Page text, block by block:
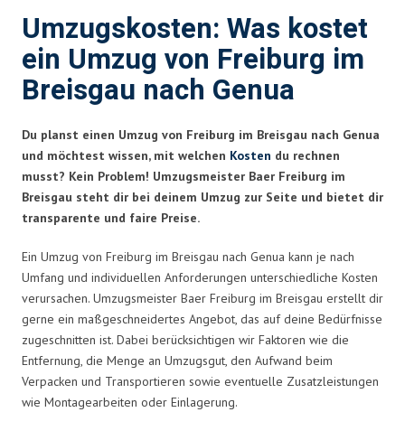
Umzugskosten: Was kostet
ein Umzug von Freiburg im
Breisgau nach Genua
Du planst einen Umzug von Freiburg im Breisgau nach Genua
und möchtest wissen, mit welchen Kosten du rechnen
musst? Kein Problem! Umzugsmeister Baer Freiburg im
Breisgau steht dir bei deinem Umzug zur Seite und bietet dir
transparente und faire Preise.
Ein Umzug von Freiburg im Breisgau nach Genua kann je nach
Umfang und individuellen Anforderungen unterschiedliche Kosten
verursachen. Umzugsmeister Baer Freiburg im Breisgau erstellt dir
gerne ein maßgeschneidertes Angebot, das auf deine Bedürfnisse
zugeschnitten ist. Dabei berücksichtigen wir Faktoren wie die
Entfernung, die Menge an Umzugsgut, den Aufwand beim
Verpacken und Transportieren sowie eventuelle Zusatzleistungen
wie Montagearbeiten oder Einlagerung.